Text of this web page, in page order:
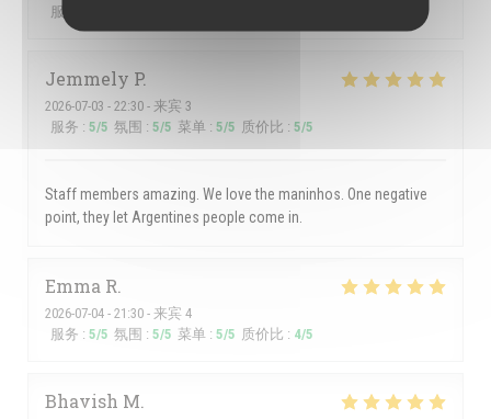
服务
Jemmely P
2026-07-03 - 22:30 - 来宾 3
服务 : 5/5 氛围 : 5/5 菜单 : 5/5 质价比 : 5/5
Staff members amazing. We love the maninhos. One negative
point, they let Argentines people come in.
Emma R
2026-07-04 - 21:30 - 来宾 4
服务 : 5/5 氛围 : 5/5 菜单 : 5/5 质价比 : 4/5
Bhavish M